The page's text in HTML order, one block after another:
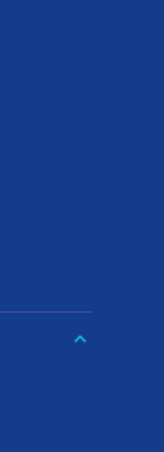
keyboard_arrow_down